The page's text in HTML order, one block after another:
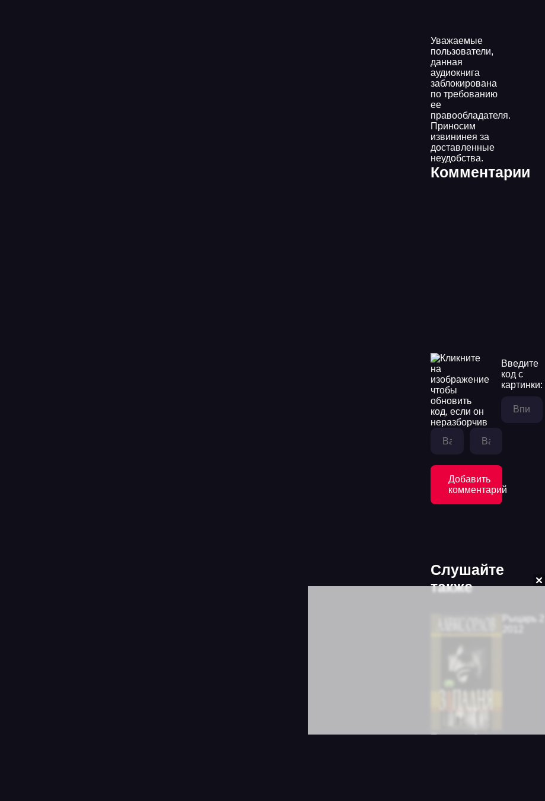
Уважаемые
пользователи,
данная
аудиокнига
заблокирована
по требованию
ее
правообладателя.
Приносим
извининея за
доставленные
неудобства.
Комментарии
Введите
код с
картинки:
Добавить
комментарий
Слушайте
также
Правила большой игры 1. Западня